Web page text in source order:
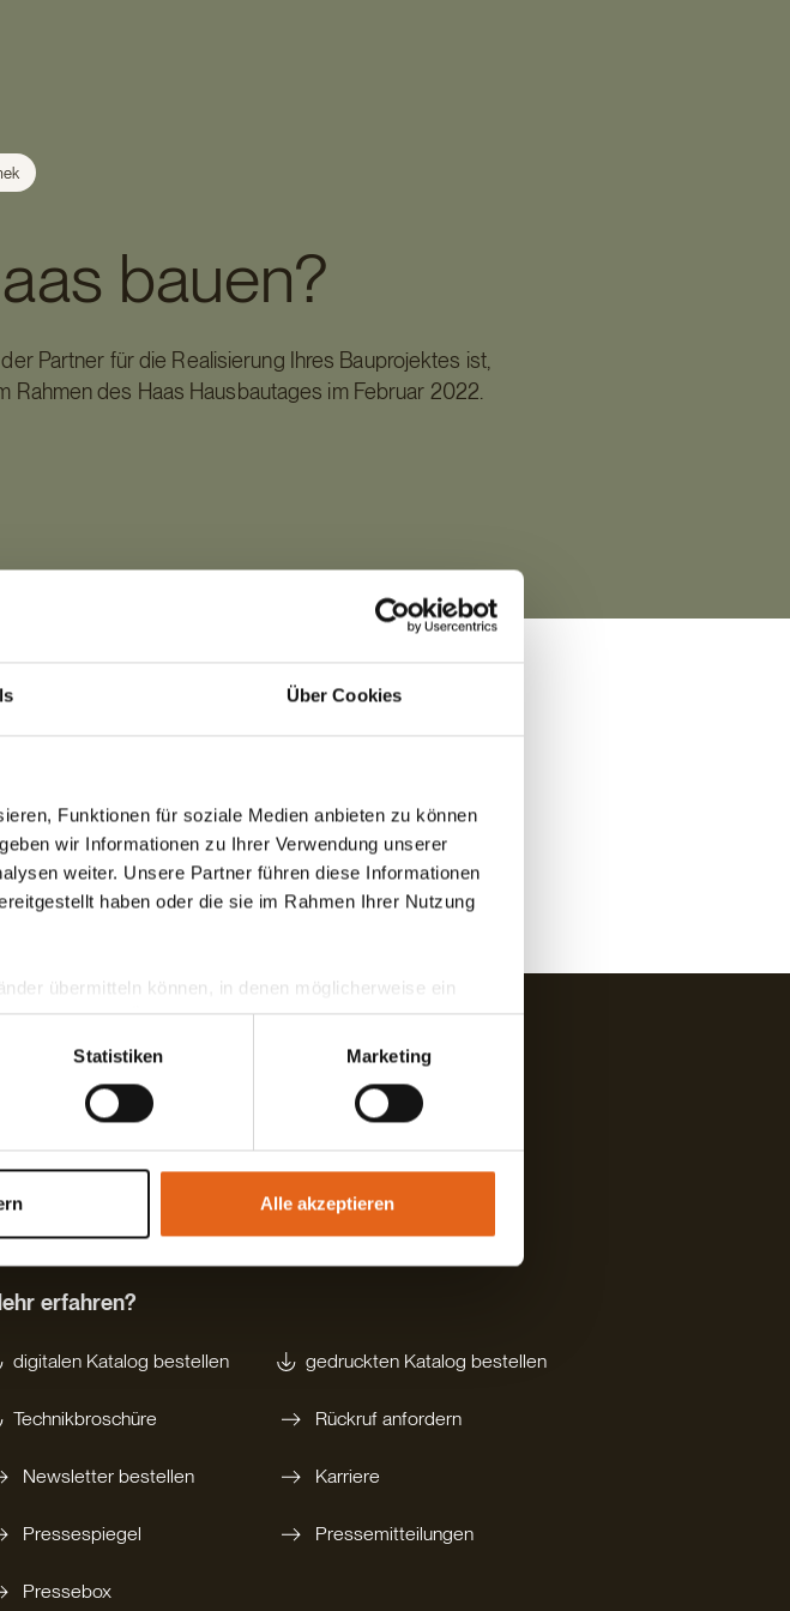
Über Cookies
Funktionen für soziale Medien anbieten zu können
wir Informationen zu Ihrer Verwendung unserer
weiter. Unsere Partner führen diese Informationen
haben oder die sie im Rahmen Ihrer Nutzung
übermitteln können, in denen möglicherweise ein
dass die Übermittlung Ihrer Daten in
und geeignete Schutzmaßnahmen getroffen werden.
weiterhin nutzen.
Statistiken Marketing
Alle akzeptieren
bauen?
Partner für die Realisierung Ihres Bauprojektes ist,
Rahmen des Haas Hausbautages im Februar 2022.
erfahren?
digitalen Katalog bestellen gedruckten Katalog bestellen
Technikbroschüre Rückruf anfordern
Newsletter bestellen Karriere
Pressespiegel Pressemitteilungen
Pressebox